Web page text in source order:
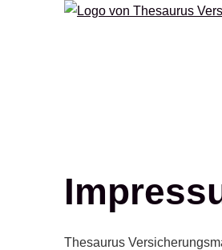
Thesaurus